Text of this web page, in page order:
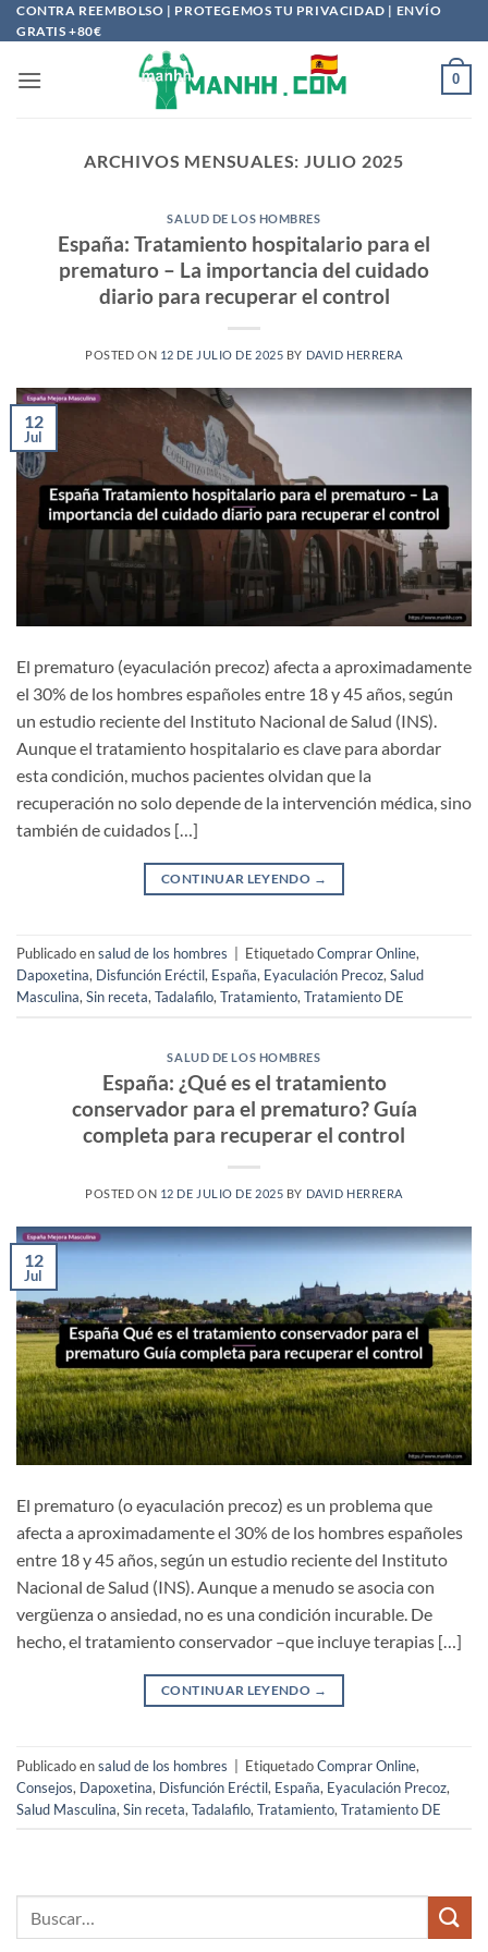
Saltar
al
CONTRA REEMBOLSO | PROTEGEMOS TU PRIVACIDAD | ENVÍO
GRATIS +80€
0
ARCHIVOS MENSUALES: JULIO 2025
SALUD DE LOS HOMBRES
España: Tratamiento hospitalario para el
prematuro – La importancia del cuidado
diario para recuperar el control
POSTED ON 12 DE JULIO DE 2025 BY DAVID HERRERA
12
Jul
El prematuro (eyaculación precoz) afecta a aproximadamente
el 30% de los hombres españoles entre 18 y 45 años, según
un estudio reciente del Instituto Nacional de Salud (INS).
Aunque el tratamiento hospitalario es clave para abordar
esta condición, muchos pacientes olvidan que la
recuperación no solo depende de la intervención médica, sino
también de ​cuidados […]
CONTINUAR LEYENDO →
Publicado ensalud de los hombres EtiquetadoComprar Online,
Dapoxetina, Disfunción Eréctil, España, Eyaculación Precoz,Salud
Masculina,Sin receta,Tadalafilo,Tratamiento,Tratamiento DE
SALUD DE LOS HOMBRES
España: ¿Qué es el tratamiento
conservador para el prematuro? Guía
completa para recuperar el control
POSTED ON 12 DE JULIO DE 2025 BY DAVID HERRERA
12
Jul
El prematuro (o eyaculación precoz) es un problema que
afecta a aproximadamente el 30% de los hombres españoles
entre 18 y 45 años, según un estudio reciente del Instituto
Nacional de Salud (INS). Aunque a menudo se asocia con
vergüenza o ansiedad, no es una condición incurable. De
hecho, el ​tratamiento conservador​ –que incluye terapias […]
CONTINUAR LEYENDO →
Publicado ensalud de los hombres | EtiquetadoComprar Online,
Consejos, Dapoxetina, Disfunción Eréctil, España, Eyaculación Precoz,
Salud Masculina, Sin receta, Tadalafilo, Tratamiento, Tratamiento DE